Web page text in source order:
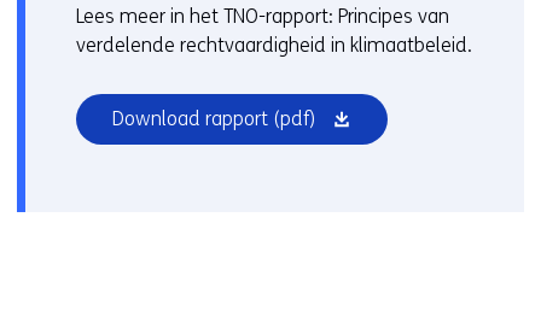
Lees meer in het TNO-rapport: Principes van
verdelende rechtvaardigheid in klimaatbeleid.
Download rapport (pdf) (opent
in